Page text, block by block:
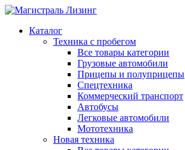
Каталог
Техника с пробегом
Все товары категории
Грузовые автомобили
Прицепы и полуприцепы
Спецтехника
Коммерческий транспорт
Автобусы
Легковые автомобили
Мототехника
Новая техника